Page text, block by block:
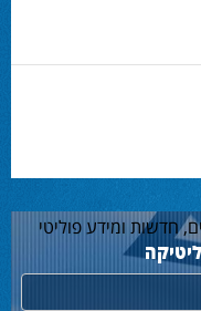
חדשות ומידע פוליטי